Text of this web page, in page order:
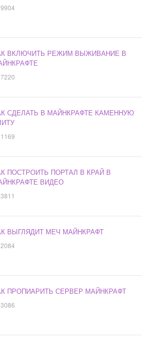
9904
ВКЛЮЧИТЬ РЕЖИМ ВЫЖИВАНИЕ В
7220
СДЕЛАТЬ В МАЙНКРАФТЕ КАМЕННУЮ
1169
ПОСТРОИТЬ ПОРТАЛ В КРАЙ В
ВИДЕО
3811
ВЫГЛЯДИТ МЕЧ МАЙНКРАФТ
2084
ПРОПИАРИТЬ СЕРВЕР МАЙНКРАФТ
3086